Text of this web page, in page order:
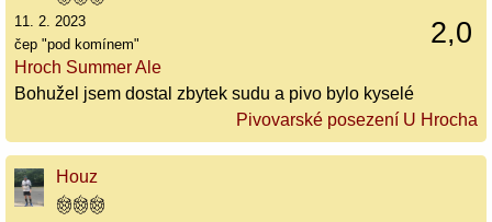
2,0
11. 2. 2023
čep "pod komínem"
Hroch Summer Ale
Bohužel jsem dostal zbytek sudu a pivo bylo kyselé
Pivovarské posezení U Hrocha
Houz